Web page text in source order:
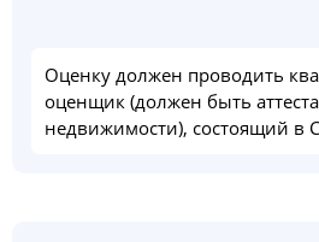
Оценку должен проводить
оценщик (должен быть
недвижимости), состоящий в